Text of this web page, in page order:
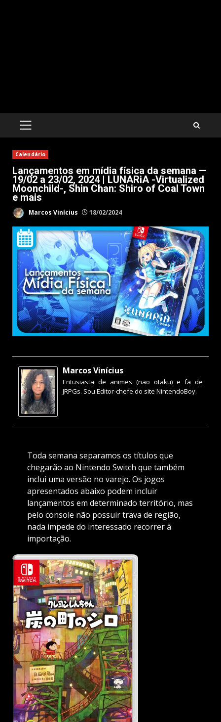
PRIMARY
Calendário
Lançamentos em mídia física da semana —
19/02 a 23/02, 2024 | LUNARiA -Virtualized
Moonchild-, Shin Chan: Shiro of Coal Town
e mais
Marcos Vinícius 18/02/2024
Marcos Vinícius
Entusiasta de animes (não otaku) e fã de
JRPGs. Sou Editor-chefe do site NintendoBoy.
Toda semana separamos os títulos que
chegarão ao Nintendo Switch que também
inclui uma versão no varejo. Os jogos
apresentados abaixo podem incluir
lançamentos em determinado território, mas
pelo console não possuir trava de região,
nada impede do interessado recorrer à
importação.